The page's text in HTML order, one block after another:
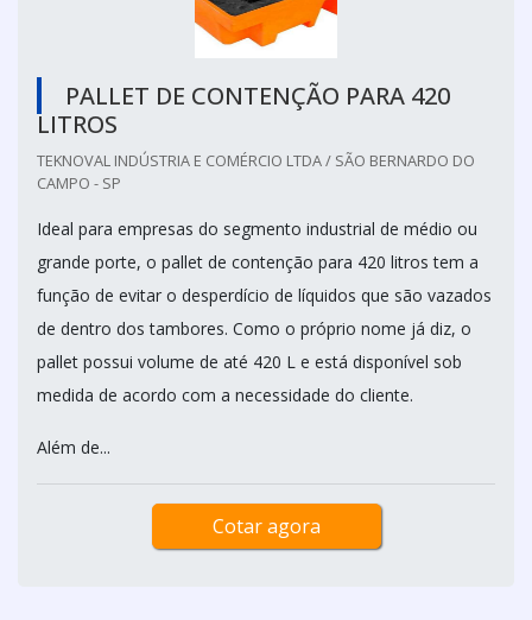
PALLET DE CONTENÇÃO PARA 420
LITROS
TEKNOVAL INDÚSTRIA E COMÉRCIO LTDA / SÃO BERNARDO DO
CAMPO - SP
Ideal para empresas do segmento industrial de médio ou
grande porte, o pallet de contenção para 420 litros tem a
função de evitar o desperdício de líquidos que são vazados
de dentro dos tambores. Como o próprio nome já diz, o
pallet possui volume de até 420 L e está disponível sob
medida de acordo com a necessidade do cliente.
Além de...
Cotar agora